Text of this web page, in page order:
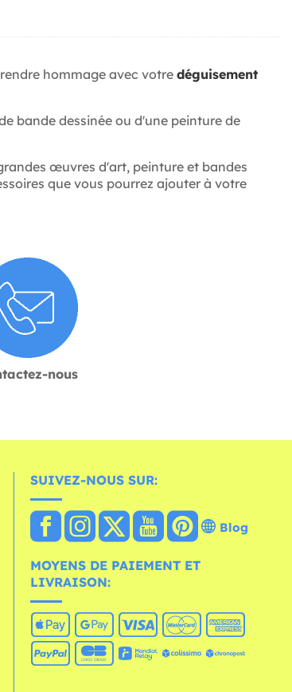
hommage avec votre déguisement
bande dessinée ou d'une peinture de
œuvres d'art, peinture et bandes
que vous pourrez ajouter à votre
nous
SUIVEZ-NOUS SUR:
Blog
MOYENS DE PAIEMENT ET
LIVRAISON: